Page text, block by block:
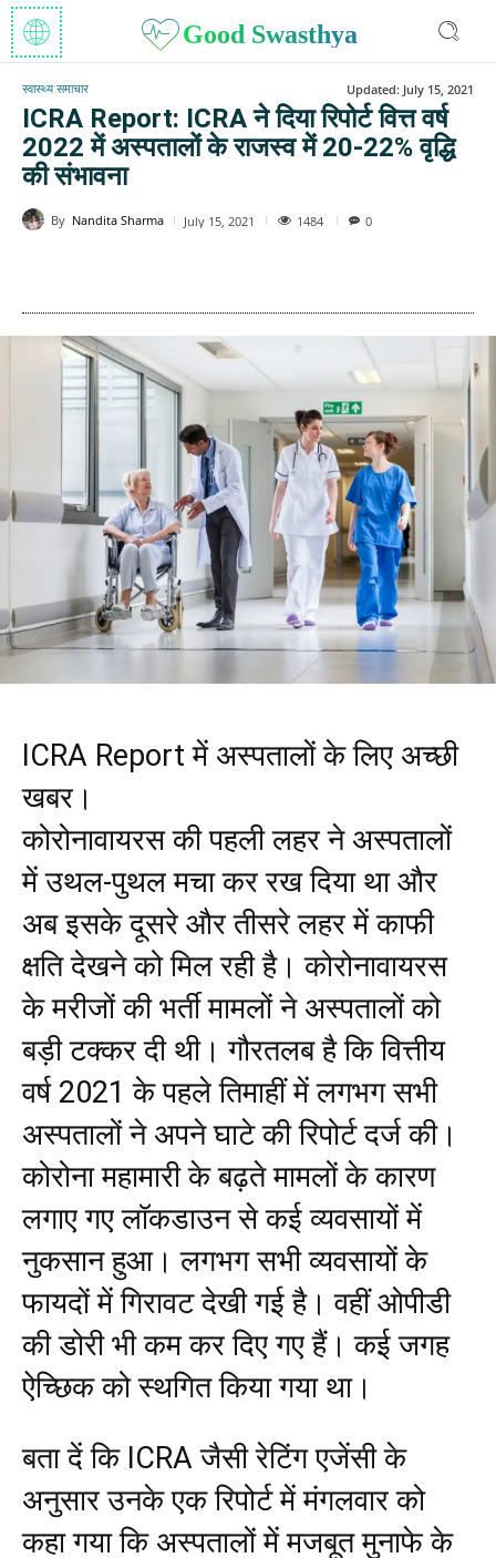
Good Swasthya
स्वास्थ्य समाचार Updated: July 15, 2021
ICRA Report: ICRA ने दिया रिपोर्ट वित्त वर्ष
2022 में अस्पतालों के राजस्व में 20-22% वृद्धि
की संभावना
By Nandita Sharma July 15, 2021 1484 0
ICRA Report में अस्पतालों के लिए अच्छी
खबर।
कोरोनावायरस की पहली लहर ने अस्पतालों
में उथल-पुथल मचा कर रख दिया था और
अब इसके दूसरे और तीसरे लहर में काफी
क्षति देखने को मिल रही है। कोरोनावायरस
के मरीजों की भर्ती मामलों ने अस्पतालों को
बड़ी टक्कर दी थी। गौरतलब है कि वित्तीय
वर्ष 2021 के पहले तिमाहीं में लगभग सभी
अस्पतालों ने अपने घाटे की रिपोर्ट दर्ज की।
कोरोना महामारी के बढ़ते मामलों के कारण
लगाए गए लॉकडाउन से कई व्यवसायों में
नुकसान हुआ। लगभग सभी व्यवसायों के
फायदों में गिरावट देखी गई है। वहीं ओपीडी
की डोरी भी कम कर दिए गए हैं। कई जगह
ऐच्छिक को स्थगित किया गया था।
बता दें कि ICRA जैसी रेटिंग एजेंसी के
अनुसार उनके एक रिपोर्ट में मंगलवार को
कहा गया कि अस्पतालों में मजबूत मुनाफे के